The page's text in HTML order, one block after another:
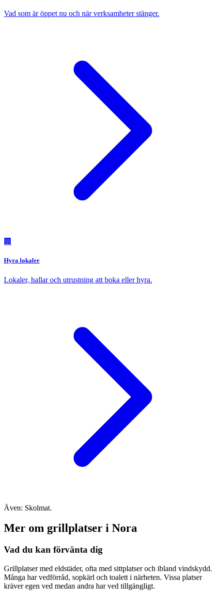
Vad som är öppet nu och när verksamheter stänger.
🏢
Hyra lokaler
Lokaler, hallar och utrustning att boka eller hyra.
Även: Skolmat.
Mer om grillplatser i Nora
Vad du kan förvänta dig
Grillplatser med eldstäder, ofta med sittplatser och ibland vindskydd.
Många har vedförråd, sopkärl och toalett i närheten. Vissa platser
kräver egen ved medan andra har ved tillgängligt.